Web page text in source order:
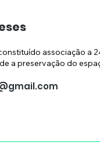
de
associação a
a preservação do